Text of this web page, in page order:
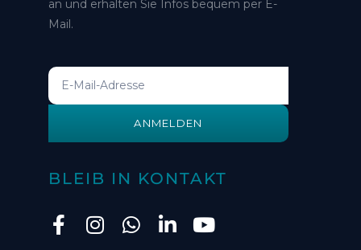
an und erhalten Sie Infos bequem per E-
Mail.
ANMELDEN
BLEIB IN KONTAKT